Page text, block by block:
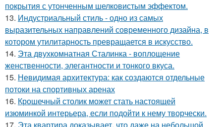
покрытия с утонченным шелковистым эффектом.
13. Индустриальный стиль - одно из самых
выразительных направлений современного дизайна, в
котором утилитарность превращается в искусство.
14. Эта двухкомнатная Сталинка - воплощение
женственности, элегантности и тонкого вкуса.
15. Невидимая архитектура: как создаются отдельные
потоки на спортивных аренах
16. Крошечный столик может стать настоящей
изюминкой интерьера, если подойти к нему творчески.
17. Эта квартира доказывает, что даже на небольшой